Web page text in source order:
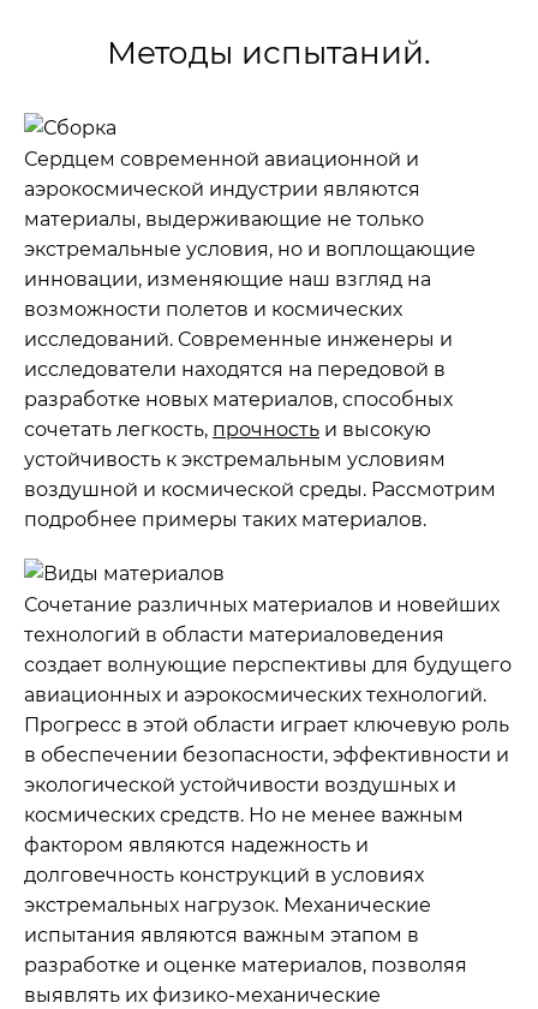
Методы испытаний.
Сердцем современной авиационной и
аэрокосмической индустрии являются
материалы, выдерживающие не только
экстремальные условия, но и воплощающие
инновации, изменяющие наш взгляд на
возможности полетов и космических
исследований. Современные инженеры и
исследователи находятся на передовой в
разработке новых материалов, способных
сочетать легкость, прочность и высокую
устойчивость к экстремальным условиям
воздушной и космической среды. Рассмотрим
подробнее примеры таких материалов.
Сочетание различных материалов и новейших
технологий в области материаловедения
создает волнующие перспективы для будущего
авиационных и аэрокосмических технологий.
Прогресс в этой области играет ключевую роль
в обеспечении безопасности, эффективности и
экологической устойчивости воздушных и
космических средств. Но не менее важным
фактором являются надежность и
долговечность конструкций в условиях
экстремальных нагрузок. Механические
испытания являются важным этапом в
разработке и оценке материалов, позволяя
выявлять их физико-механические